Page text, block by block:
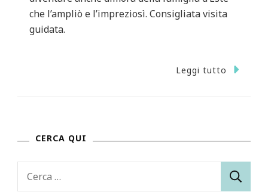
che l’ampliò e l’impreziosì. Consigliata visita
guidata.
Leggi tutto
CERCA QUI
Ricerca